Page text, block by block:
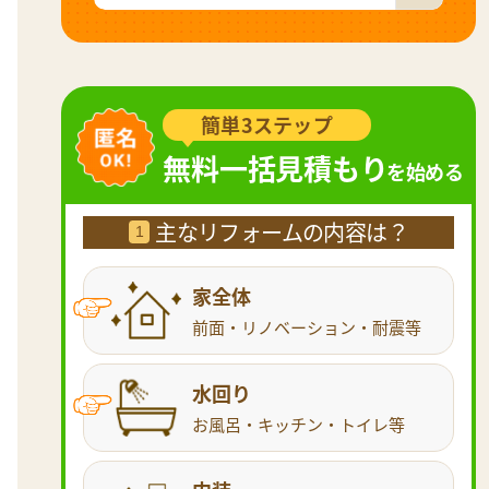
簡単3ステップ
無料一括見積もりを始める
1 主なリフォームの内容は？
家全体
前面・リノベーション・耐震等
水回り
お風呂・キッチン・トイレ等